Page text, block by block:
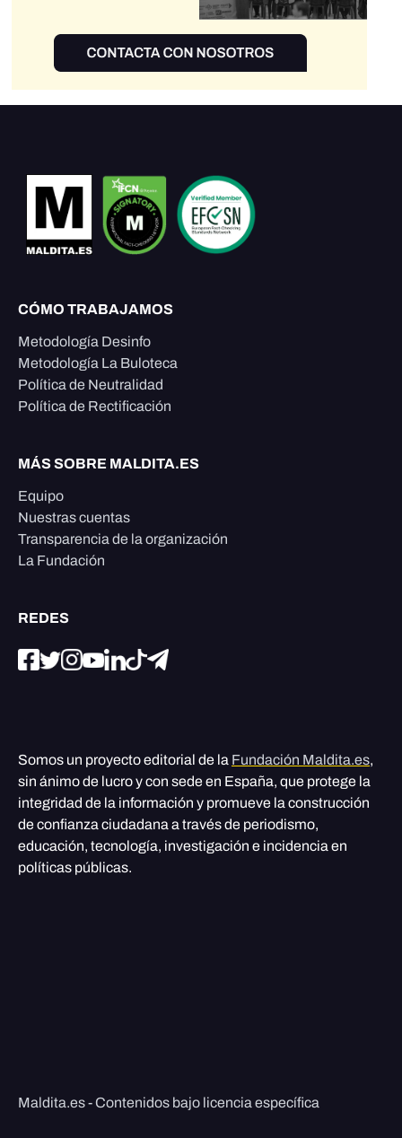
CÓMO TRABAJAMOS
Metodología Desinfo
Metodología La Buloteca
Política de Neutralidad
Política de Rectificación
MÁS SOBRE MALDITA.ES
Equipo
Nuestras cuentas
Transparencia de la organización
La Fundación
REDES
Somos un proyecto editorial de la Fundación Maldita.es,
sin ánimo de lucro y con sede en España, que protege la
integridad de la información y promueve la construcción
de confianza ciudadana a través de periodismo,
educación, tecnología, investigación e incidencia en
políticas públicas.
Maldita.es - Contenidos bajo licencia específica